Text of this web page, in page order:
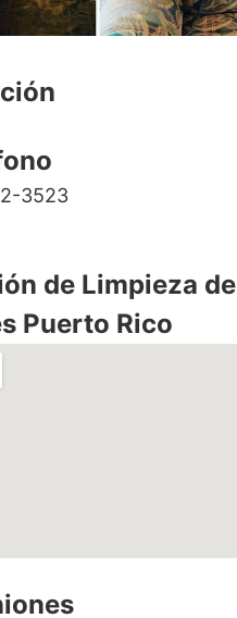
3523
de Limpieza de
Puerto Rico